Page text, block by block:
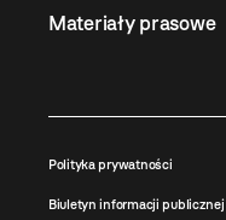
Materiały prasowe
Polityka prywatności
Biuletyn informacji publicznej